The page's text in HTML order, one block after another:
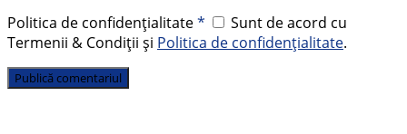
Politica de confidențialitate*
Sunt de acord cu
Termenii & Condiții și Politica de confidențialitate.